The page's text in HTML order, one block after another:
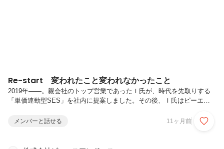
Re-start 変われたこと変われなかったこと
2019年――。親会社のトップ営業であったＩ氏が、時代を先取りする
「単価連動型SES」を社内に提案しました。その後、Ｉ氏はピーエス
連動型SES企業として再出発を果たしました。そこには、初代社長・
メンバーと話せる 11ヶ月前